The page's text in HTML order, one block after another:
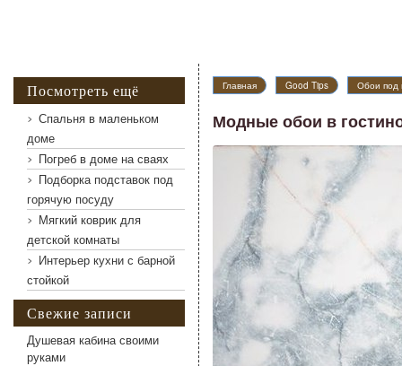
Главная Good Tips Обои под
Модные обои в
Модные обои в гостиной
Посмотреть ещё
Спальня в маленьком
доме
Погреб в доме на сваях
Подборка подставок под
горячую посуду
Мягкий коврик для
детской комнаты
Интерьер кухни с барной
стойкой
Свежие записи
Душевая кабина своими
руками